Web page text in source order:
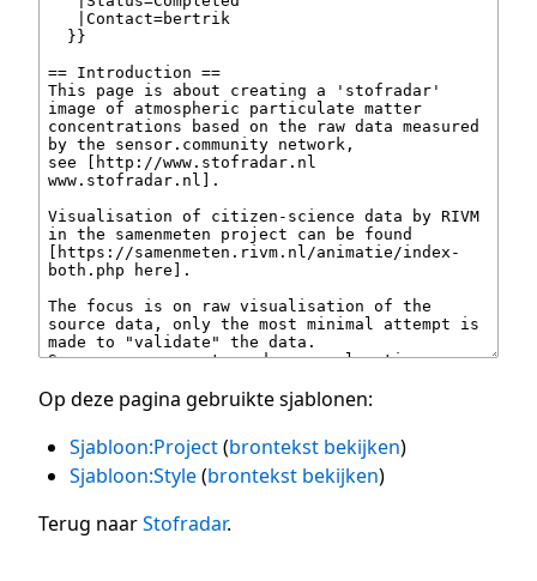
Op deze pagina gebruikte sjablonen:
Sjabloon:Project(brontekst bekijken)
Sjabloon:Style(brontekst bekijken)
Terug naarStofradar.